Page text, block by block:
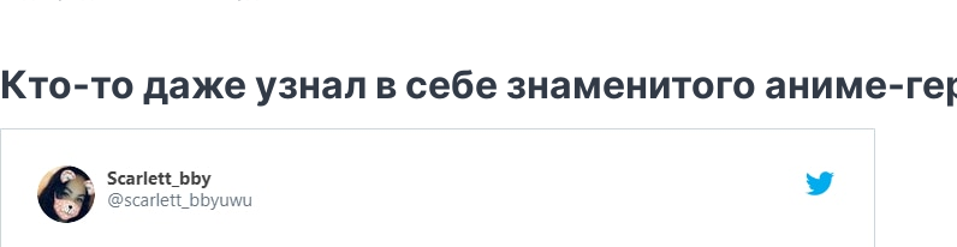
Кто-то даже узнал в себе знаменитого аниме-